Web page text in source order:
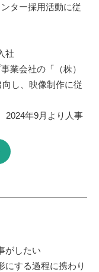
採用活動に従
社
社の「（株）
し、映像制作に従
年9月より人事
がしたい
にする過程に携わり